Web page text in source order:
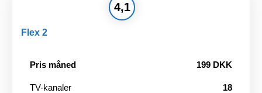
Flex 2
4,1
Pris måned 199 DKK
TV-kanaler
18